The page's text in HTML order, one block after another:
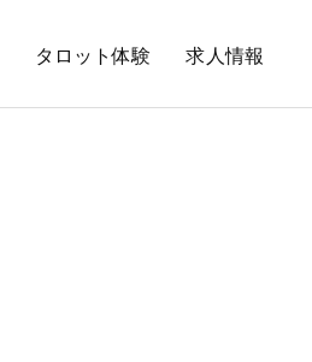
タロット体験 求人情報